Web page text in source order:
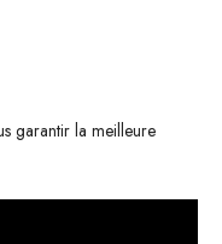
garantir la meilleure